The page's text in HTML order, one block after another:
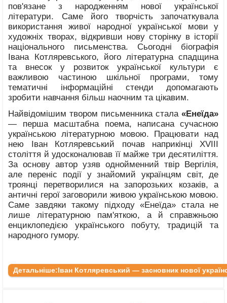
пов'язане з народженням нової української
літератури. Саме його творчість започаткувала
використання живої народної української мови у
художніх творах, відкривши нову сторінку в історії
національного письменства. Сьогодні біографія
Івана Котляревського, його літературна спадщина
та внесок у розвиток української культури є
важливою частиною шкільної програми, тому
тематичні інформаційні стенди допомагають
зробити навчання більш наочним та цікавим.
Найвідомішим твором письменника стала«Енеїда»
— перша масштабна поема, написана сучасною
українською літературною мовою. Працювати над
нею Іван Котляревський почав наприкінці XVIII
століття й удосконалював її майже три десятиліття.
За основу автор узяв однойменний твір Вергілія,
але переніс події у знайомий українцям світ, де
троянці перетворилися на запорозьких козаків, а
античні герої заговорили живою українською мовою.
Саме завдяки такому підходу «Енеїда» стала не
лише літературною пам'яткою, а й справжньою
енциклопедією українського побуту, традицій та
народного гумору.
Детальніше:Іван Котляревський — засновник нової